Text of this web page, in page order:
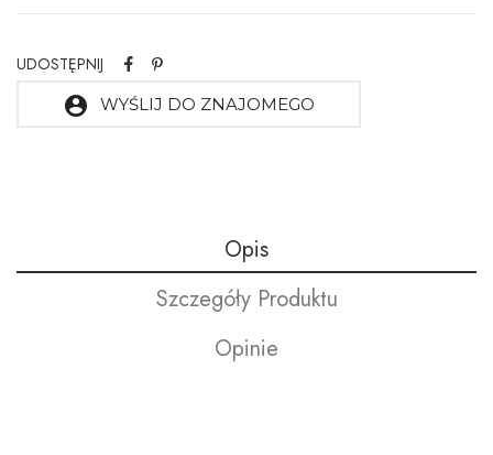
UDOSTĘPNIJ
account_circle WYŚLIJ DO ZNAJOMEGO
Opis
Szczegóły Produktu
Opinie